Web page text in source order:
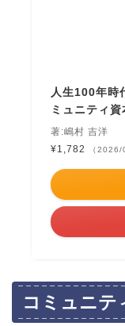
人生100年時
ミュニティ資
著:嶋村 吉洋
¥1,782
（
コミュニテ